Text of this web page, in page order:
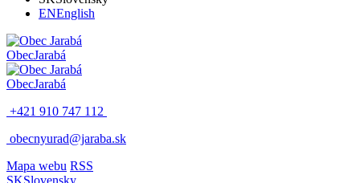
ENEnglish
ObecJarabá
ObecJarabá
+421 910 747 112
obecnyurad@jaraba.sk
Mapa webu RSS
SKSlovensky